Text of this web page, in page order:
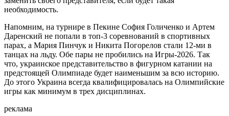
необходимость.
Напомним, на турнире в Пекине София Голиченко и Артем
Даренский не попали в топ-3 соревнований в спортивных
парах, а Мария Пинчук и Никита Погорелов стали 12-ми в
танцах на льду. Обе пары не пробились на Игры-2026. Так
что, украинское представительство в фигурном катании на
предстоящей Олимпиаде будет наименьшим за всю историю.
До этого Украина всегда квалифицировалась на Олимпийские
игры как минимум в трех дисциплинах.
реклама